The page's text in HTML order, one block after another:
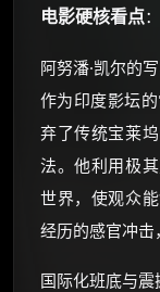
电影硬核看点：
阿努潘·凯尔的
作为印度影坛
弃了传统宝莱
法。他利用极
世界，使观众
经历的感官冲击
国际化班底与